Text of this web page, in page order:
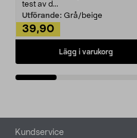
test av d...
Utförande: Grå/beige
39,90
Lägg i varukorg
Sidfot
Kundservice